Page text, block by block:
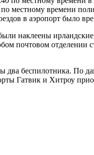
местному времени
в аэропорт было
наклеены
почтовом отделении
два беспилотника.
Гатвик и Хитроу